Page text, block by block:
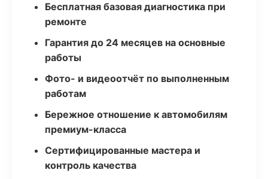
Бесплатная базовая диагностика при
ремонте
Гарантия до 24 месяцев на основные
работы
Фото- и видеоотчёт по выполненным
работам
Бережное отношение к автомобилям
премиум-класса
Сертифицированные мастера и
контроль качества